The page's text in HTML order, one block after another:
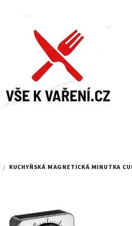
/ KUCHYŇSKÁ MAGNETICKÁ MINUTKA